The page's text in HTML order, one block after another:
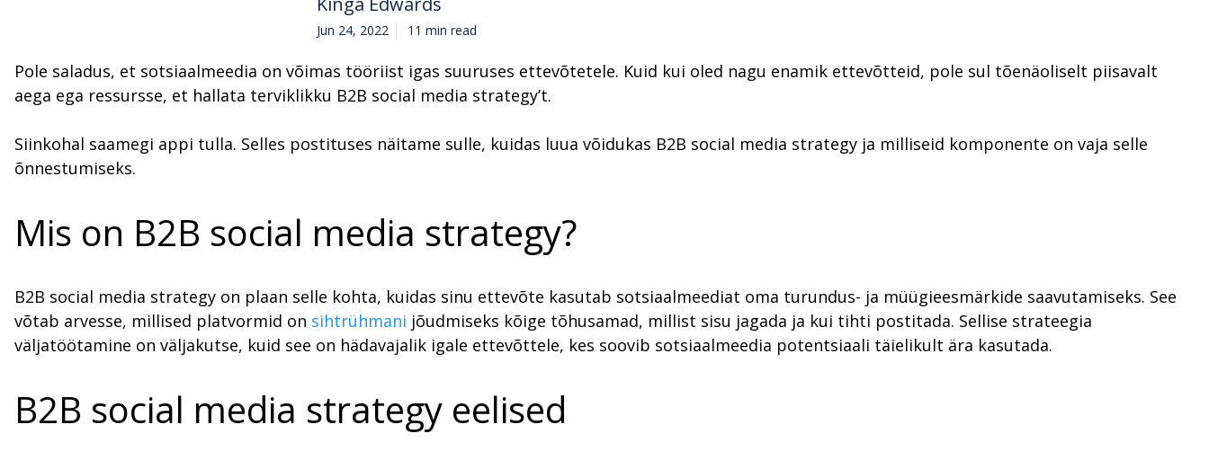
Jun 24, 2022 11 min read
Pole saladus, et sotsiaalmeedia on võimas tööriist igas suuruses ettevõtetele. Kuid kui oled nagu enamik ettevõtteid, pole sul tõenäoliselt piisavalt
aega ega ressursse, et hallata terviklikku B2B social media strategy’t.
Siinkohal saamegi appi tulla. Selles postituses näitame sulle, kuidas luua võidukas B2B social media strategy ja milliseid komponente on vaja selle
õnnestumiseks.
Mis on B2B social media strategy?
B2B social media strategy on plaan selle kohta, kuidas sinu ettevõte kasutab sotsiaalmeediat oma turundus- ja müügieesmärkide saavutamiseks. See
võtab arvesse, millised platvormid on sihtrühmani jõudmiseks kõige tõhusamad, millist sisu jagada ja kui tihti postitada. Sellise strateegia
väljatöötamine on väljakutse, kuid see on hädavajalik igale ettevõttele, kes soovib sotsiaalmeedia potentsiaali täielikult ära kasutada.
B2B social media strategy eelised